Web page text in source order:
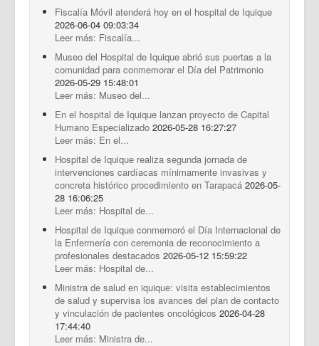
Fiscalía Móvil atenderá hoy en el hospital de Iquique
2026-06-04 09:03:34
Leer más: Fiscalía...
Museo del Hospital de Iquique abrió sus puertas a la
comunidad para conmemorar el Día del Patrimonio
2026-05-29 15:48:01
Leer más: Museo del...
En el hospital de Iquique lanzan proyecto de Capital
Humano Especializado 2026-05-28 16:27:27
Leer más: En el...
Hospital de Iquique realiza segunda jornada de
intervenciones cardíacas mínimamente invasivas y
concreta histórico procedimiento en Tarapacá 2026-05-
28 16:06:25
Leer más: Hospital de...
Hospital de Iquique conmemoró el Día Internacional de
la Enfermería con ceremonia de reconocimiento a
profesionales destacados 2026-05-12 15:59:22
Leer más: Hospital de...
Ministra de salud en iquique: visita establecimientos
de salud y supervisa los avances del plan de contacto
y vinculación de pacientes oncológicos 2026-04-28
17:44:40
Leer más: Ministra de...